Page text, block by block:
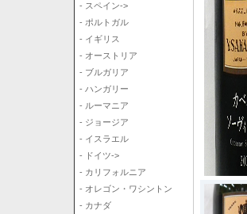
- スペイン->
- ポルトガル
- イギリス
- オーストリア
- ブルガリア
- ハンガリー
- ルーマニア
- ジョージア
- イスラエル
- ドイツ->
- カリフォルニア
- オレゴン・ワシントン
- カナダ